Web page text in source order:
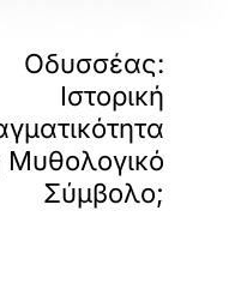
Οδυσσέας:
Ιστορική
Μυθολογικό
Σύμβολο;